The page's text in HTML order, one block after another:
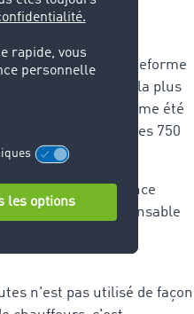
transport sur la plateforme
TimoCom propose la plus
840 000 offres a même été
disponibles pour ces 750
pour conséquence
Il est donc indispensable
même si les
n'est pas utilisé de façon